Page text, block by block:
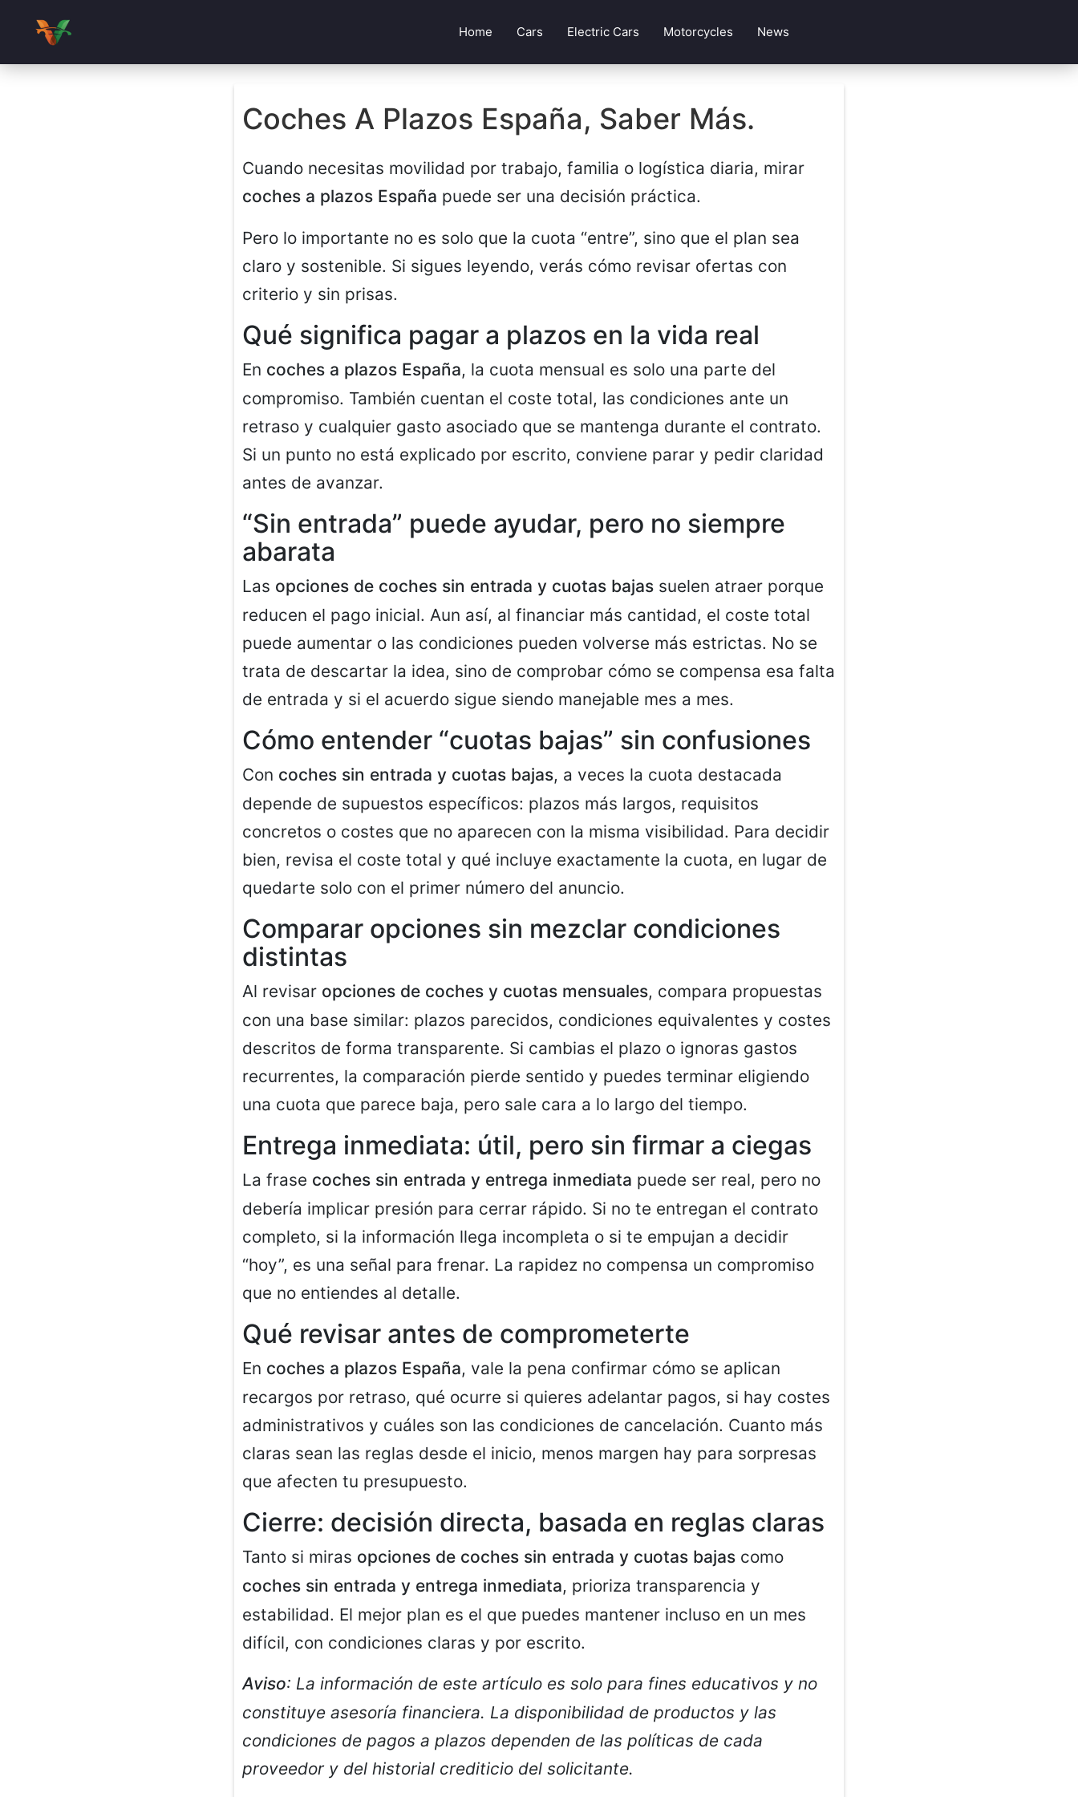
Home Cars Electric Cars Motorcycles News
Coches A Plazos España, Saber Más.
Cuando necesitas movilidad por trabajo, familia o logística diaria, mirar
coches a plazos España puede ser una decisión práctica.
Pero lo importante no es solo que la cuota “entre”, sino que el plan sea
claro y sostenible. Si sigues leyendo, verás cómo revisar ofertas con
criterio y sin prisas.
Qué significa pagar a plazos en la vida real
En coches a plazos España, la cuota mensual es solo una parte del
compromiso. También cuentan el coste total, las condiciones ante un
retraso y cualquier gasto asociado que se mantenga durante el contrato.
Si un punto no está explicado por escrito, conviene parar y pedir claridad
antes de avanzar.
“Sin entrada” puede ayudar, pero no siempre
abarata
Las opciones de coches sin entrada y cuotas bajas suelen atraer porque
reducen el pago inicial. Aun así, al financiar más cantidad, el coste total
puede aumentar o las condiciones pueden volverse más estrictas. No se
trata de descartar la idea, sino de comprobar cómo se compensa esa falta
de entrada y si el acuerdo sigue siendo manejable mes a mes.
Cómo entender “cuotas bajas” sin confusiones
Con coches sin entrada y cuotas bajas, a veces la cuota destacada
depende de supuestos específicos: plazos más largos, requisitos
concretos o costes que no aparecen con la misma visibilidad. Para decidir
bien, revisa el coste total y qué incluye exactamente la cuota, en lugar de
quedarte solo con el primer número del anuncio.
Comparar opciones sin mezclar condiciones
distintas
Al revisar opciones de coches y cuotas mensuales, compara propuestas
con una base similar: plazos parecidos, condiciones equivalentes y costes
descritos de forma transparente. Si cambias el plazo o ignoras gastos
recurrentes, la comparación pierde sentido y puedes terminar eligiendo
una cuota que parece baja, pero sale cara a lo largo del tiempo.
Entrega inmediata: útil, pero sin firmar a ciegas
La frase coches sin entrada y entrega inmediata puede ser real, pero no
debería implicar presión para cerrar rápido. Si no te entregan el contrato
completo, si la información llega incompleta o si te empujan a decidir
“hoy”, es una señal para frenar. La rapidez no compensa un compromiso
que no entiendes al detalle.
Qué revisar antes de comprometerte
En coches a plazos España, vale la pena confirmar cómo se aplican
recargos por retraso, qué ocurre si quieres adelantar pagos, si hay costes
administrativos y cuáles son las condiciones de cancelación. Cuanto más
claras sean las reglas desde el inicio, menos margen hay para sorpresas
que afecten tu presupuesto.
Cierre: decisión directa, basada en reglas claras
Tanto si miras opciones de coches sin entrada y cuotas bajas como
coches sin entrada y entrega inmediata, prioriza transparencia y
estabilidad. El mejor plan es el que puedes mantener incluso en un mes
difícil, con condiciones claras y por escrito.
Aviso: La información de este artículo es solo para fines educativos y no
constituye asesoría financiera. La disponibilidad de productos y las
condiciones de pagos a plazos dependen de las políticas de cada
proveedor y del historial crediticio del solicitante.